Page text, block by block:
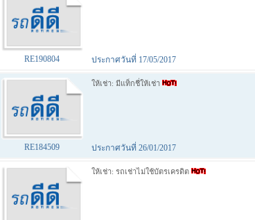
RE190804 ประกาศวันที่ 17/05/2017
ให้เช่า: มีแท็กชี่ให้เช่า
RE184509 ประกาศวันที่ 26/01/2017
ให้เช่า: รถเช่าไม่ใช้บัตรเครดิต